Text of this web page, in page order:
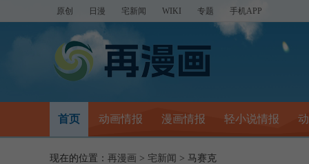
原创 日漫 宅新闻 WIKI 专题 手机APP
首页 动画情报 漫画情报 轻小说情报
现在的位置： 再漫画 > 宅新闻 > 马赛克